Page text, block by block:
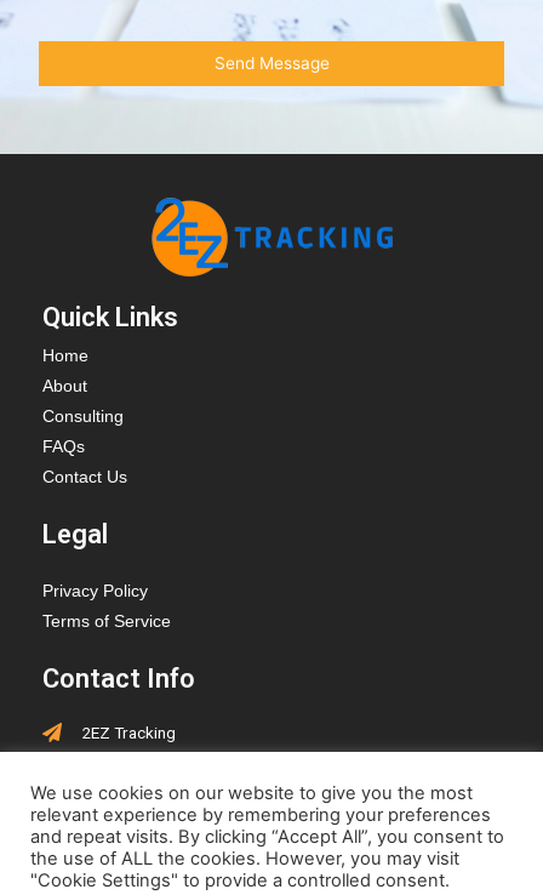
Quick Links
Home
About
Consulting
FAQs
Contact Us
Legal
Privacy Policy
Terms of Service
Contact Info
2EZ Tracking
Alberta, T0B 1W0
jen@2eztracking.com
We use cookies on our website to give you the most
relevant experience by remembering your preferences
and repeat visits. By clicking “Accept All”, you consent to
the use of ALL the cookies. However, you may visit
"Cookie Settings" to provide a controlled consent.